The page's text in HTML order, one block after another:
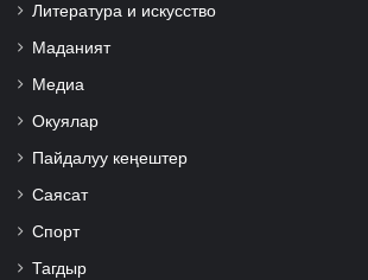
Литература и искусство
Маданият
Медиа
Окуялар
Пайдалуу кеңештер
Саясат
Спорт
Тагдыр